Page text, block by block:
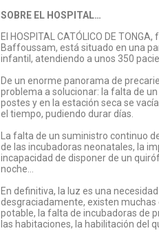
SOBRE EL HOSPITAL…
El HOSPITAL CATÓLICO DE
Baffoussam, está situado en una
infantil, atendiendo a unos 350
De un enorme panorama de
problema a solucionar: la falta de
postes y en la estación seca se
el tiempo, pudiendo durar días.
La falta de un suministro continuo
de las incubadoras neonatales, la
incapacidad de disponer de un
noche…
En definitiva, la luz es una
desgraciadamente, existen
potable, la falta de incubadoras de
las habitaciones, la habilitación del